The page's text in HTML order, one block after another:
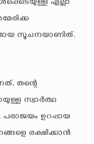
എല്ലാ
സൂചനയാണിത്.
തന്റെ
സ്വാർത്ഥ
പരാജയം ഉറപ്പായ
രക്ഷിക്കാൻ